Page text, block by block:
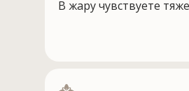
В жару чувствуете